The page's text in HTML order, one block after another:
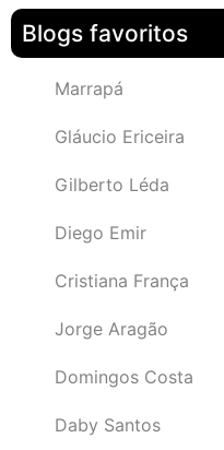
Blogs favoritos
Marrapá
Gláucio Ericeira
Gilberto Léda
Diego Emir
Cristiana França
Jorge Aragão
Domingos Costa
Daby Santos